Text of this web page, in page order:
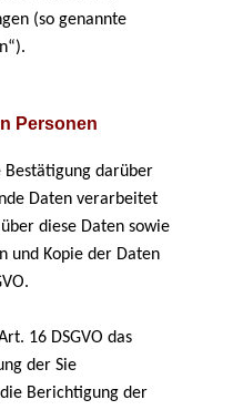
(so genannte
Personen
Bestätigung darüber
Daten verarbeitet
diese Daten sowie
und Kopie der Daten
16 DSGVO das
der Sie
Berichtigung der